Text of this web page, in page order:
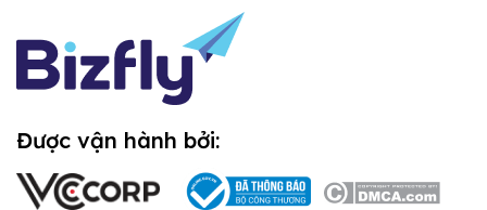
Được vận hành bởi: